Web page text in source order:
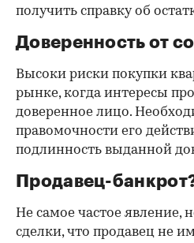
получить справку об
Доверенность от
Высоки риски покупки
рынке, когда интересы
доверенное лицо.
правомочности его
подлинность выданной
Продавец-
Не самое частое явление,
сделки, что продавец не